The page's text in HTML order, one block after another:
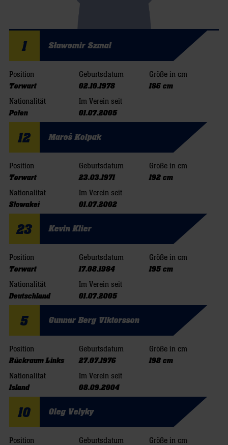
1 Sławomir Szmal
Position
Torwart
Geburtsdatum
02.10.1978
Größe in cm
186 cm
Nationalität
Polen
Im Verein seit
01.07.2005
12 Maroš Kolpak
Position
Torwart
Geburtsdatum
23.03.1971
Größe in cm
192 cm
Nationalität
Slowakei
Im Verein seit
01.07.2002
23 Kevin Klier
Position
Torwart
Geburtsdatum
17.08.1984
Größe in cm
195 cm
Nationalität
Deutschland
Im Verein seit
01.07.2005
5 Gunnar Berg Viktorsson
Position
Rückraum Links
Geburtsdatum
27.07.1976
Größe in cm
198 cm
Nationalität
Island
Im Verein seit
08.09.2004
10 Oleg Velyky
Position
Geburtsdatum
Größe in cm